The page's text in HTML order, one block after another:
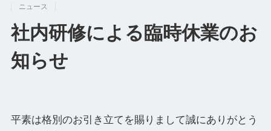
ニュース
社内研修による臨時休業のお
知らせ
平素は格別のお引き立てを賜りまして誠にありがとう